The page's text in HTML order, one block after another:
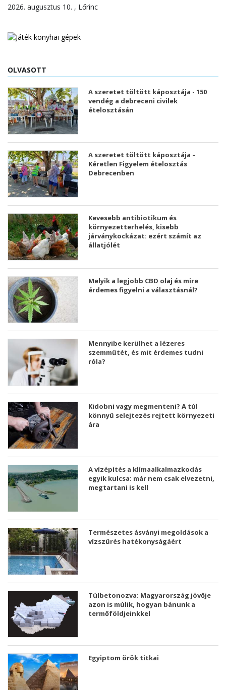
2026. augusztus 10. , Lőrinc
OLVASOTT
A szeretet töltött káposztája - 150
vendég a debreceni civilek
ételosztásán
A szeretet töltött káposztája –
Kéretlen Figyelem ételosztás
Debrecenben
Kevesebb antibiotikum és
környezetterhelés, kisebb
járványkockázat: ezért számít az
állatjólét
Melyik a legjobb CBD olaj és mire
érdemes figyelni a választásnál?
Mennyibe kerülhet a lézeres
szemműtét, és mit érdemes tudni
róla?
Kidobni vagy megmenteni? A túl
könnyű selejtezés rejtett környezeti
ára
A vízépítés a klímaalkalmazkodás
egyik kulcsa: már nem csak elvezetni,
megtartani is kell
Természetes ásványi megoldások a
vízszűrés hatékonyságáért
Túlbetonozva: Magyarország jövője
azon is múlik, hogyan bánunk a
termőföldjeinkkel
Egyiptom örök titkai